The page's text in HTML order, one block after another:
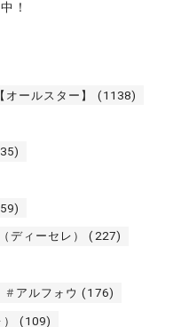
！
【オールスター】 (1138)
ディーセレ） (227)
アルフォウ (176)
(109)